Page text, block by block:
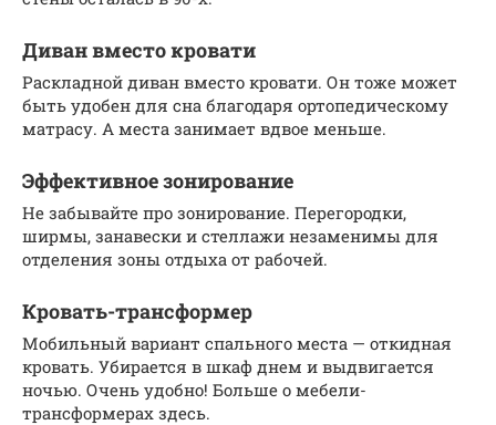
Диван вместо кровати
Раскладной диван вместо кровати. Он тоже может
быть удобен для сна благодаря ортопедическому
матрасу. А места занимает вдвое меньше.
Эффективное зонирование
Не забывайте про зонирование. Перегородки,
ширмы, занавески и стеллажи незаменимы для
отделения зоны отдыха от рабочей.
Кровать-трансформер
Мобильный вариант спального места — откидная
кровать. Убирается в шкаф днем и выдвигается
ночью. Очень удобно! Больше о мебели-
трансформерах здесь.